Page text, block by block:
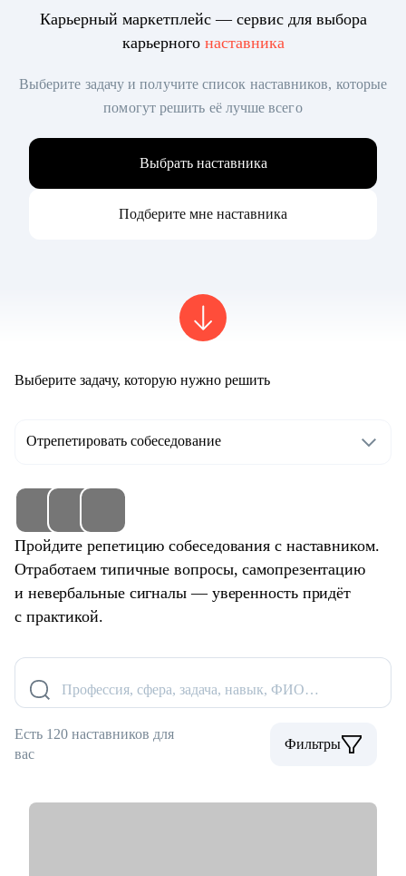
Карьерный маркетплейс — сервис для выбора
карьерного наставника
Выберите задачу и получите список наставников, которые
помогут решить её лучше всего
Выбрать наставника
Подберите мне наставника
Выберите задачу, которую нужно решить
Отрепетировать собеседование
Пройдите репетицию собеседования с наставником.
Отработаем типичные вопросы, самопрезентацию
и невербальные сигналы — уверенность придёт
с практикой.
Профессия, сфера, задача, навык, ФИО…
Есть 120 наставников для
вас
Фильтры